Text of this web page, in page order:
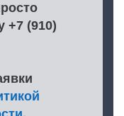
+7 (910)